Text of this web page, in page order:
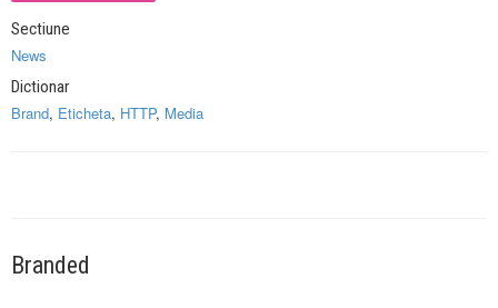
Sectiune
News
Dictionar
Brand, Eticheta, HTTP, Media
Branded